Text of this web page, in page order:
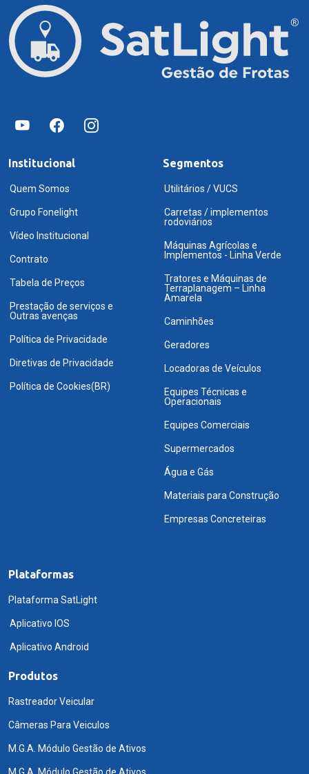
Institucional
Quem Somos
Grupo Fonelight
Vídeo Institucional
Contrato
Tabela de Preços
Prestação de serviços e
Outras avenças
Política de Privacidade
Diretivas de Privacidade
Política de Cookies(BR)
Segmentos
Utilitários / VUCS
Carretas / implementos
rodoviários
Máquinas Agrícolas e
Implementos - Linha Verde
Tratores e Máquinas de
Terraplanagem – Linha
Amarela
Caminhões
Geradores
Locadoras de Veículos
Equipes Técnicas e
Operacionais
Equipes Comerciais
Supermercados
Água e Gás
Materiais para Construção
Empresas Concreteiras
Plataformas
Plataforma SatLight
Aplicativo IOS
Aplicativo Android
Produtos
Rastreador Veicular
Câmeras Para Veiculos
M.G.A. Módulo Gestão de Ativos